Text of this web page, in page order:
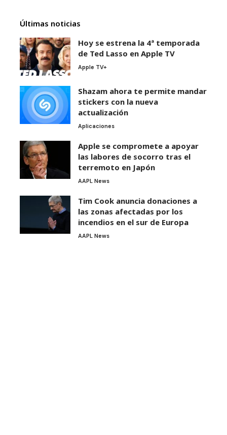
Últimas noticias
Hoy se estrena la 4ª temporada
de Ted Lasso en Apple TV
Apple TV+
Shazam ahora te permite mandar
stickers con la nueva
actualización
Aplicaciones
Apple se compromete a apoyar
las labores de socorro tras el
terremoto en Japón
AAPL News
Tim Cook anuncia donaciones a
las zonas afectadas por los
incendios en el sur de Europa
AAPL News